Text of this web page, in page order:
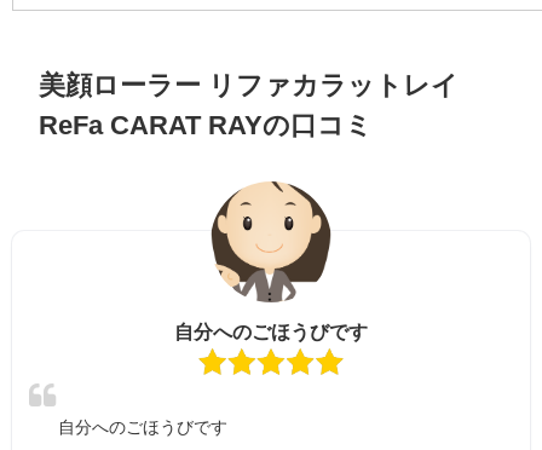
美顔ローラー リファカラットレイ
ReFa CARAT RAYの口コミ
自分へのごほうびです
自分へのごほうびです